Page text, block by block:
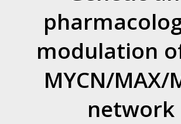
modulation
MYCN/MAX/
network